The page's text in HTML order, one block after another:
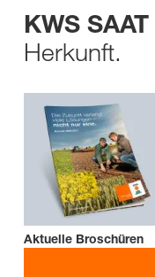
KWS SAAT
Herkunft.
Aktuelle Broschüren